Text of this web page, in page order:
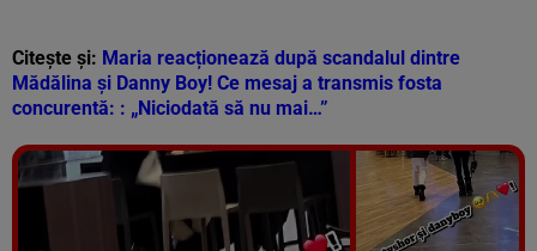
Citește și: Maria reacționează după scandalul dintre
Mădălina și Danny Boy! Ce mesaj a transmis fosta
concurentă: : „Niciodată să nu mai…”